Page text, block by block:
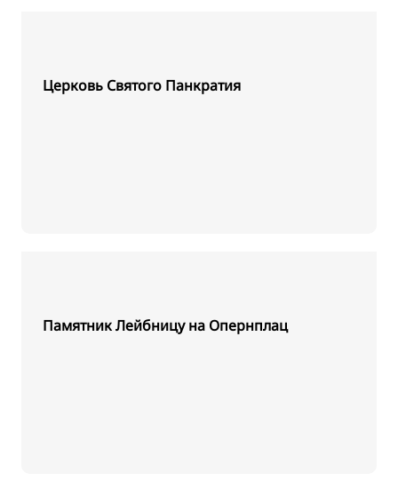
Церковь Святого Панкратия
Памятник Лейбницу на Опернплац